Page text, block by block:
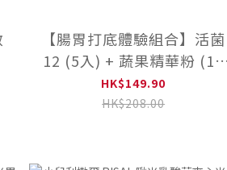
【腸胃打底體驗組合】活菌
12 (5入) + 蔬果精華粉 (10
入)
HK$149.90
HK$208.00